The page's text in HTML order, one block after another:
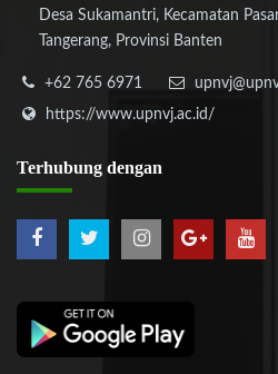
Desa Sukamantri, Kecamatan
Tangerang, Provinsi Banten
+62 765 6971
https://www.upnvj.ac.id/
Terhubung dengan